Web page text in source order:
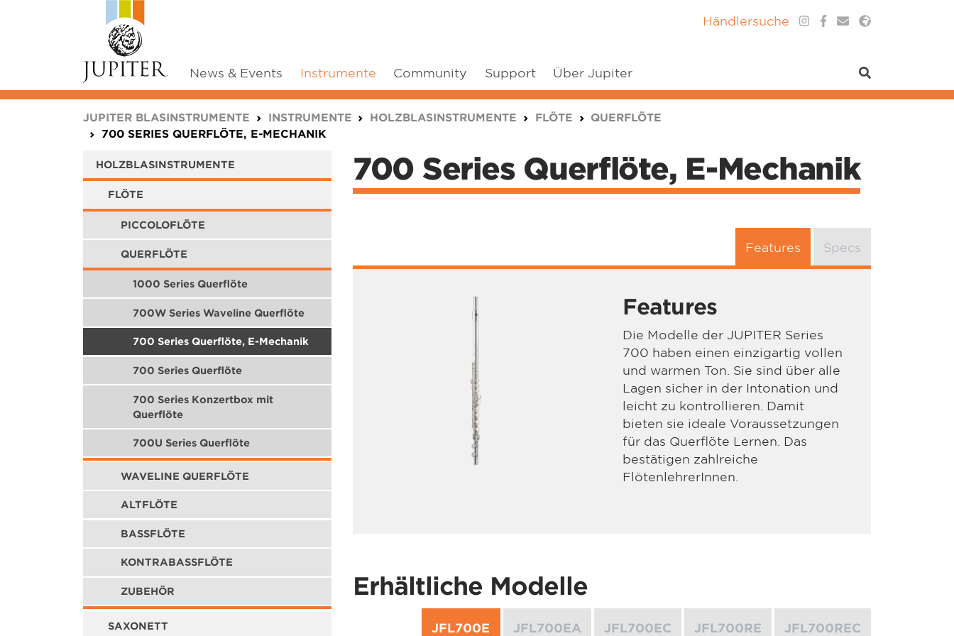
News & Events Instrumente Community Support Über Jupiter
Händlersuche
JUPITER BLASINSTRUMENTE INSTRUMENTE HOLZBLASINSTRUMENTE FLÖTE
QUERFLÖTE
700 SERIES QUERFLÖTE, E-MECHANIK
HOLZBLASINSTRUMENTE
FLÖTE
PICCOLOFLÖTE
QUERFLÖTE
1000 Series Querflöte
700W Series Waveline Querflöte
700 Series Querflöte, E-Mechanik
700 Series Querflöte
700 Series Konzertbox mit
Querflöte
700U Series Querflöte
WAVELINE QUERFLÖTE
ALTFLÖTE
BASSFLÖTE
KONTRABASSFLÖTE
ZUBEHÖR
SAXONETT
700 Series Querflöte, E-Mechanik
Features Specs
Features
Die Modelle der JUPITER Series
700 haben einen einzigartig vollen
und warmen Ton. Sie sind über alle
Lagen sicher in der Intonation und
leicht zu kontrollieren. Damit
bieten sie ideale Voraussetzungen
für das Querflöte Lernen. Das
bestätigen zahlreiche
FlötenlehrerInnen.
Erhältliche Modelle
JFL700E JFL700EA JFL700EC JFL700RE JFL700REC